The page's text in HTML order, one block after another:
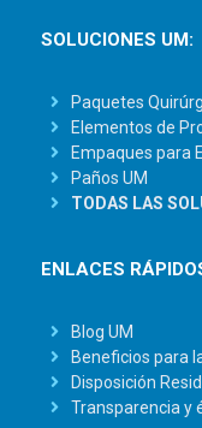
SOLUCIONES UM:
Paquetes
Elementos de
Empaques para
Paños UM
TODAS LAS
ENLACES
Blog UM
Beneficios para
Disposición
Transparencia y